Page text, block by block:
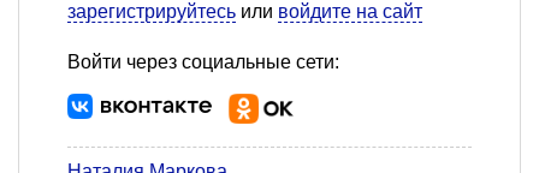
зарегистрируйтесь или войдите на сайт
Войти через социальные сети: